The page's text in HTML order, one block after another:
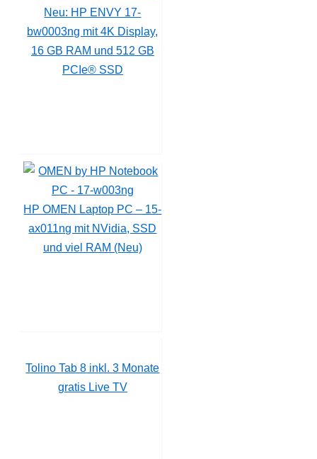
Neu: HP ENVY 17-
bw0003ng mit 4K Display,
16 GB RAM und 512 GB
PCIe® SSD
HP OMEN Laptop PC – 15-
ax011ng mit NVidia, SSD
und viel RAM (Neu)
Tolino Tab 8 inkl. 3 Monate
gratis Live TV